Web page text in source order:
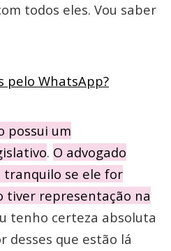
todos eles. Vou saber
pelo WhatsApp?
possui um
. O advogado
tranquilo se ele for
tiver representação na
tenho certeza absoluta
desses que estão lá